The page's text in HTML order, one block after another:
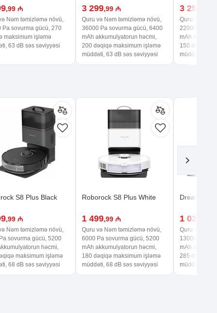
,99 ₼
Nəm təmizləmə növü,
Pa sovurma gücü, 270
maksimum işləmə
63 dB səs səviyyəsi
3 299,99 ₼
Quru və Nəm təmizləmə növü,
36000 Pa sovurma gücü, 6400
mAh akkumulyatorun həcmi,
200 dəqiqə maksimum işləmə
müddəti, 63 dB səs səviyyəsi
3 250
Quru və Nəm
22000 Pa
mAh
150 dəqiqə
müddəti, 61
S8 Plus Black
,99 ₼
Nəm təmizləmə növü,
sovurma gücü, 5200
həcmi,
maksimum işləmə
68 dB səs səviyyəsi
Roborock S8 Plus White
1 499,99 ₼
Quru və Nəm təmizləmə növü,
6000 Pa sovurma gücü, 5200
mAh akkumulyatorun həcmi,
180 dəqiqə maksimum işləmə
müddəti, 68 dB səs səviyyəsi
Dreame
1 039
Quru və Nəm
13000 Pa
mAh
285 dəqiqə
müddəti, 74